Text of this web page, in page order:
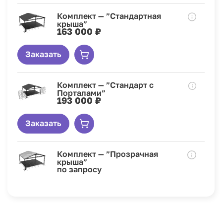
Комплект — ”Стандартная
крыша”
163 000 ₽
Заказать
Комплект — ”Стандарт с
Порталами”
193 000 ₽
Заказать
Комплект — ”Прозрачная
крыша”
по запросу